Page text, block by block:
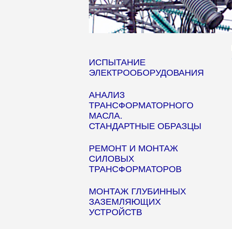
ИСПЫТАНИЕ
ЭЛЕКТРООБОРУДОВАНИЯ
АНАЛИЗ
ТРАНСФОРМАТОРНОГО
МАСЛА.
СТАНДАРТНЫЕ ОБРАЗЦЫ
РЕМОНТ И МОНТАЖ
СИЛОВЫХ
ТРАНСФОРМАТОРОВ
МОНТАЖ ГЛУБИННЫХ
ЗАЗЕМЛЯЮЩИХ
УСТРОЙСТВ